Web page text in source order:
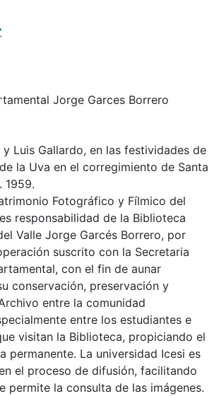
Jorge Garces Borrero
Luis Gallardo, en las festividades de
la Uva en el corregimiento de Santa
1959.
Fotográfico y Fílmico del
responsabilidad de la Biblioteca
Valle Jorge Garcés Borrero, por
suscrito con la Secretaria
con el fin de aunar
conservación, preservación y
entre la comunidad
entre los estudiantes e
visitan la Biblioteca, propiciando el
permanente. La universidad Icesi es
el proceso de difusión, facilitando
permite la consulta de las imágenes.